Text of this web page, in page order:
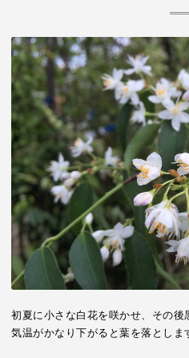
初夏に小さな白花を咲かせ、その
気温がかなり下がると葉を落としま